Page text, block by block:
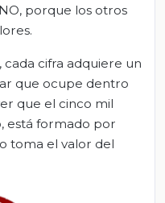
porque los otros
cifra adquiere un
que ocupe dentro
que el cinco mil
está formado por
toma el valor del